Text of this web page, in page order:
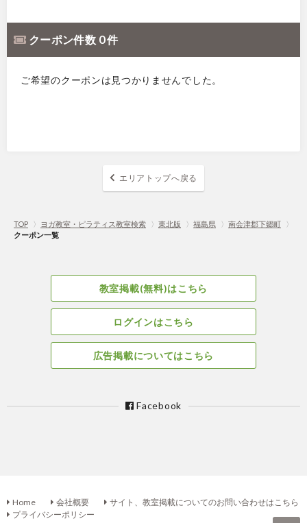
クーポン件数 0 件
ご希望のクーポンは見つかりませんでした。
エリアトップへ戻る
TOP 〉 ヨガ教室・ピラティス教室検索 〉 東北版 〉 福島県 〉 南会津郡下郷町
〉
クーポン一覧
教室掲載(無料)はこちら
ログインはこちら
広告掲載についてはこちら
Facebook
Home 会社概要
サイト、教室掲載についてのお問い合わせはこちら
プライバシーポリシー